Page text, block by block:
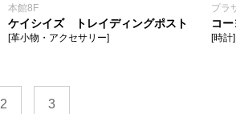
本館8F
ケイシイズ トレイディングポスト
[革小物・アクセサリー]
プラ
コ
[時計]
2 3